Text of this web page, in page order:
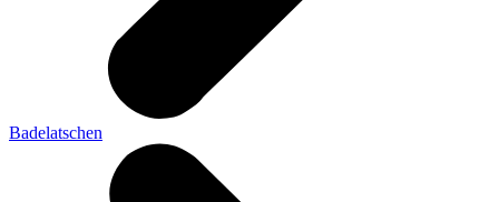
Badelatschen